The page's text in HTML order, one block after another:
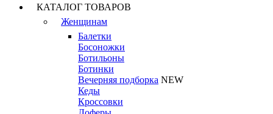
КАТАЛОГ ТОВАРОВ
Женщинам
Балетки
Босоножки
Ботильоны
Ботинки
Вечерняя подборка NEW
Кеды
Кроссовки